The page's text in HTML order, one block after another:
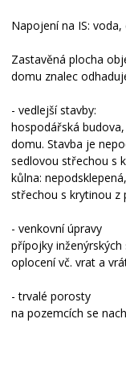
Napojení na IS:
Zastavěná plocha
domu znalec
- vedlejší stavby:
hospodářská
domu. Stavba je
sedlovou střechou s
kůlna:
střechou s krytinou z
- venkovní úpravy
přípojky
oplocení vč. vrat a
- trvalé porosty
na pozemcích se